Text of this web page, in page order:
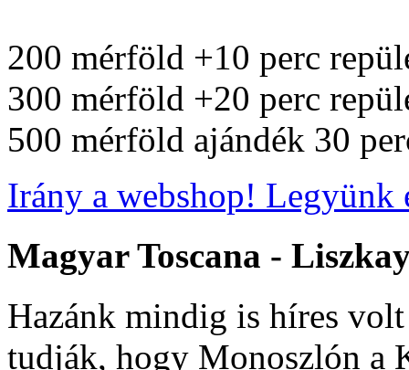
200 mérföld +10 perc
300 mérföld +20 perc
500 mérföld ajándék 30
Irány a webshop!
Magyar Toscana -
Hazánk mindig is híres
tudják, hogy Monoszlón a